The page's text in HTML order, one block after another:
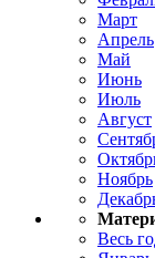
Март
Апрель
Май
Июнь
Июль
Август
Ноябрь
Весь